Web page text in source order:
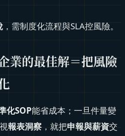
，需制度化流程與SLA控風險。
業的最佳解＝把風險
化SOP能省成本；一旦件量變
報表洞察 ，就把申報與薪資交